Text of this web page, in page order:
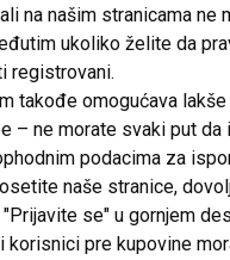
na našim stranicama ne
ukoliko želite da
registrovani.
takođe omogućava
– ne morate svaki put da
podacima za
naše stranice,
se" u gornjem
korisnici pre kupovine